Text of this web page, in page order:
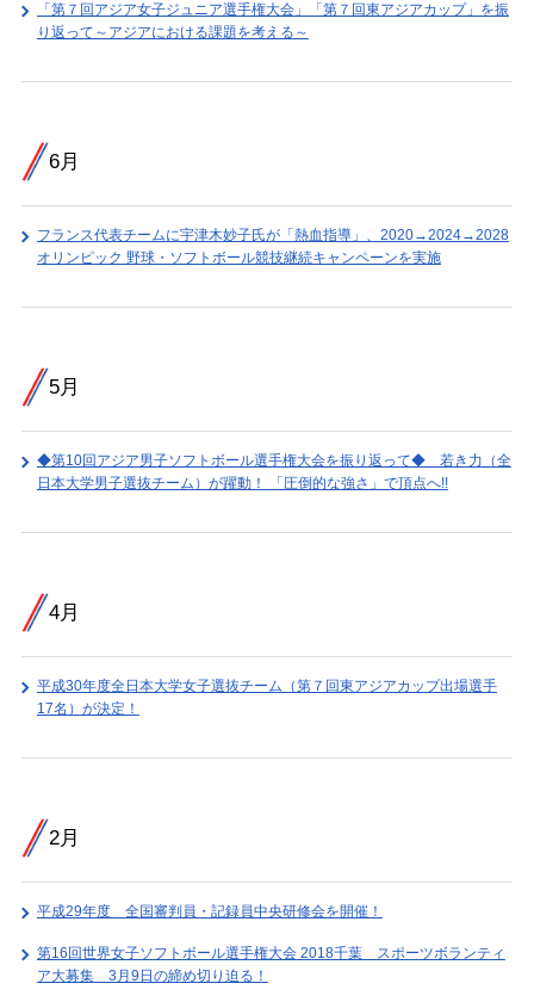
「第７回アジア女子ジュニア選手権大会」「第７回東アジアカップ」を振
り返って～アジアにおける課題を考える～
6月
フランス代表チームに宇津木妙子氏が「熱血指導」、2020→2024→2028
オリンピック 野球・ソフトボール競技継続キャンペーンを実施
5月
◆第10回アジア男子ソフトボール選手権大会を振り返って◆ 若き力（全
日本大学男子選抜チーム）が躍動！ 「圧倒的な強さ」で頂点へ!!
4月
平成30年度全日本大学女子選抜チーム（第７回東アジアカップ出場選手
17名）が決定！
2月
平成29年度 全国審判員・記録員中央研修会を開催！
第16回世界女子ソフトボール選手権大会 2018千葉 スポーツボランティ
ア大募集 3月9日の締め切り迫る！